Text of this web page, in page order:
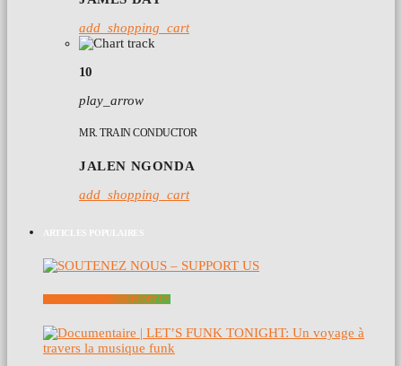
add_shopping_cart
10
play_arrow
MR. TRAIN CONDUCTOR
JALEN NGONDA
add_shopping_cart
ARTICLES POPULAIRES
SOUTENEZ NOUS – SUPPORT US